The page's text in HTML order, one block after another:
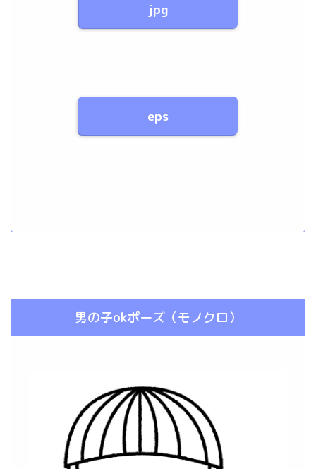
jpg
eps
男の子okポーズ（モノクロ）